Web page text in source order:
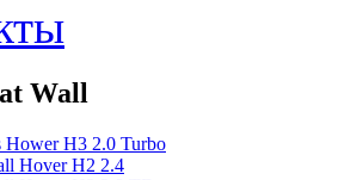
Wall
H3 2.0 Turbo
Hover H2 2.4